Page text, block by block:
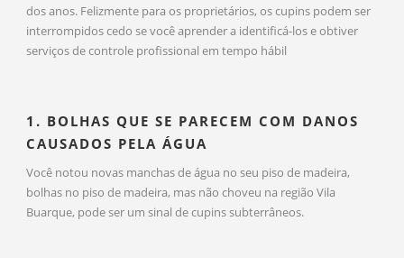
dos anos. Felizmente para os proprietários, os cupins podem ser
interrompidos cedo se você aprender a identificá-los e obtiver
serviços de controle profissional em tempo hábil
1. BOLHAS QUE SE PARECEM COM DANOS
CAUSADOS PELA ÁGUA
Você notou novas manchas de água no seu piso de madeira,
bolhas no piso de madeira, mas não choveu na região Vila
Buarque, pode ser um sinal de cupins subterrâneos.